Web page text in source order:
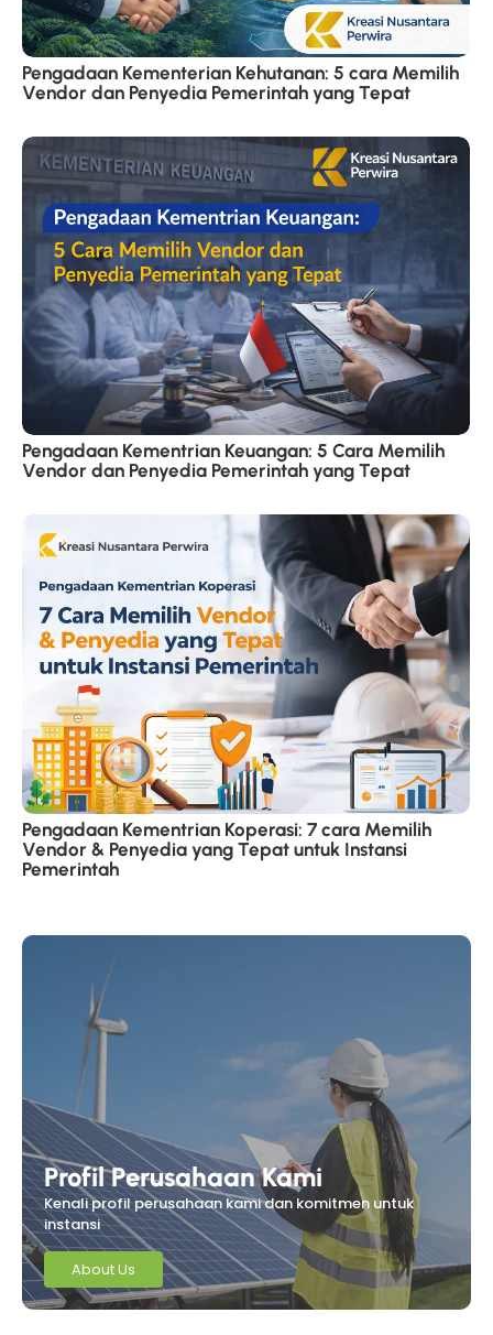
Pengadaan Kementerian Kehutanan: 5 cara Memilih
Vendor dan Penyedia Pemerintah yang Tepat
Pengadaan Kementrian Keuangan: 5 Cara Memilih
Vendor dan Penyedia Pemerintah yang Tepat
Pengadaan Kementrian Koperasi: 7 cara Memilih
Vendor & Penyedia yang Tepat untuk Instansi
Pemerintah
Profil Perusahaan Kami
Kenali profil perusahaan kami dan komitmen untuk
instansi
About Us